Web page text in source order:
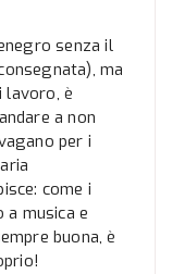
senza il
ma
lavoro, è
a non
per i
come i
a musica e
buona, è